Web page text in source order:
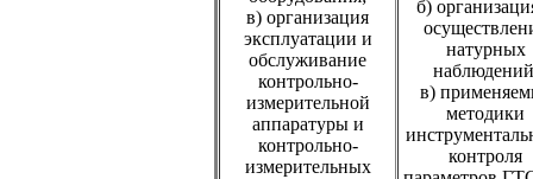
в) организация
эксплуатации и
обслуживание
контрольно-
измерительной
аппаратуры и
контрольно-
измерительных
б)
натурных
в)
методики
контроля